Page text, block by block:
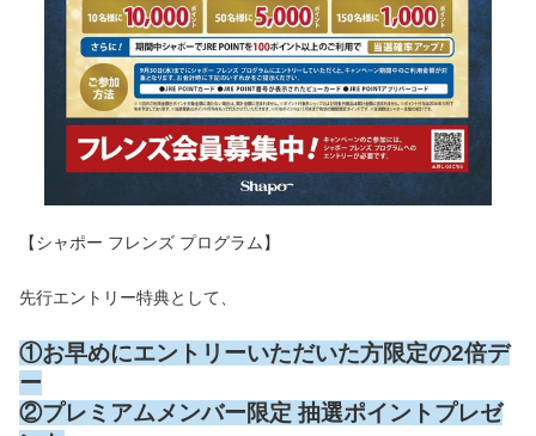
【シャポー フレンズ プログラム】
先行エントリー特典として、
①お早めにエントリーいただいた方限定の2倍デ
ー
②プレミアムメンバー限定 抽選ポイントプレゼ